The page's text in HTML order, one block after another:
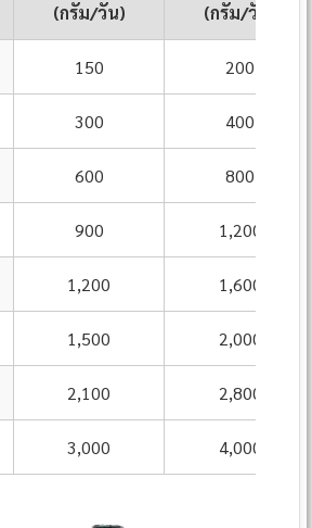
(กรัม/วัน)
(กรัม/วัน)
150 200
300 400
600 800
900 1,200
1,200 1,600
1,500 2,000
2,100 2,800
3,000 4,000